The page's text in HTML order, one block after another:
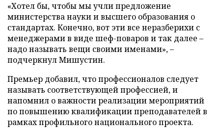
«Хотел бы, чтобы мы учли предложение
министерства науки и высшего образования о
стандартах. Конечно, вот эти все неразберихи с
менеджерами в виде шеф-поваров и так далее –
надо называть вещи своими именами», –
подчеркнул Мишустин.
Премьер добавил, что профессионалов следует
называть соответствующей профессией, и
напомнил о важности реализации мероприятий
по повышению квалификации преподавателей в
рамках профильного национального проекта.